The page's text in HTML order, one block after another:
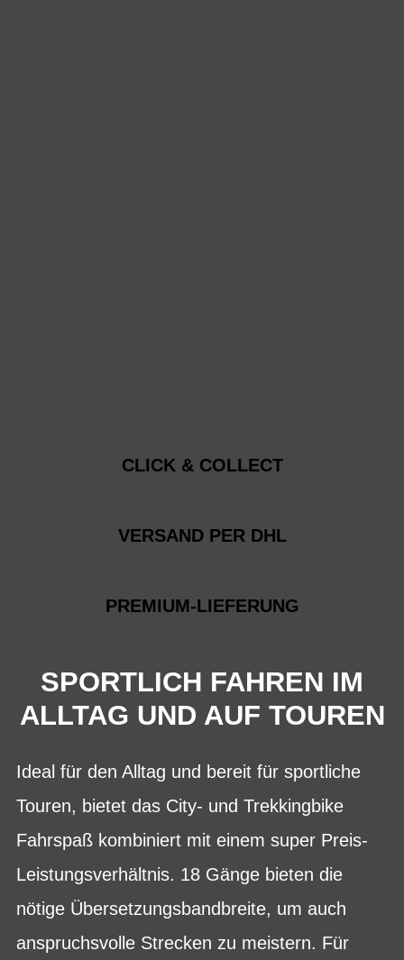
CLICK & COLLECT
VERSAND PER DHL
PREMIUM-LIEFERUNG
SPORTLICH FAHREN IM
ALLTAG UND AUF TOUREN
Ideal für den Alltag und bereit für sportliche
Touren, bietet das City- und Trekkingbike
Fahrspaß kombiniert mit einem super Preis-
Leistungsverhältnis. 18 Gänge bieten die
nötige Übersetzungsbandbreite, um auch
anspruchsvolle Strecken zu meistern. Für